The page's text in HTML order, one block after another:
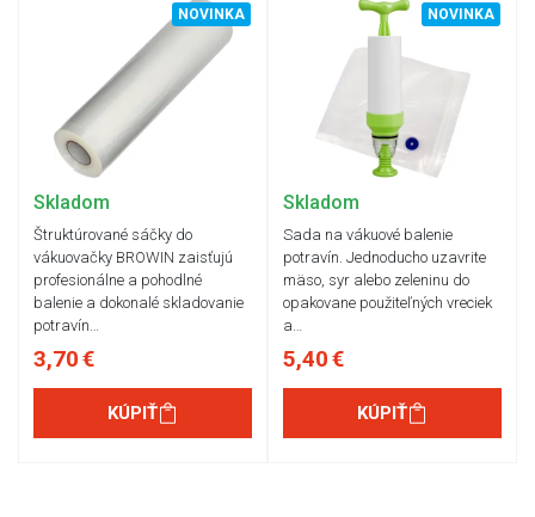
NOVINKA
Skladom
Štruktúrované sáčky do
vákuovačky BROWIN zaisťujú
profesionálne a pohodlné
balenie a dokonalé skladovanie
potravín…
3,70 €
KÚPIŤ
NOVINKA
Skladom
Sada na vákuové balenie
potravín. Jednoducho uzavrite
mäso, syr alebo zeleninu do
opakovane použiteľných vreciek
a…
5,40 €
KÚPIŤ